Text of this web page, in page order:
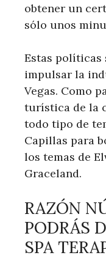
obtener un
sólo unos
Estas políticas
impulsar la
Vegas. Como
turística de la
todo tipo de
Capillas para
los temas de
Graceland.
RAZÓN
PODRÁS
SPA